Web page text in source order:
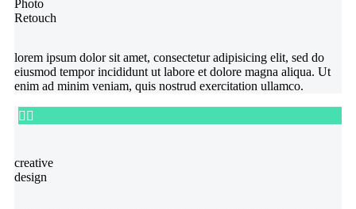
Photo
Retouch
lorem ipsum dolor sit amet, consectetur adipisicing elit, sed do
eiusmod tempor incididunt ut labore et dolore magna aliqua. Ut
enim ad minim veniam, quis nostrud exercitation ullamco.
 
creative
design